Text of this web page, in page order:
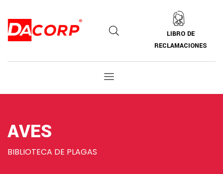
LIBRO DE
RECLAMACIONES
AVES
BIBLIOTECA DE PLAGAS